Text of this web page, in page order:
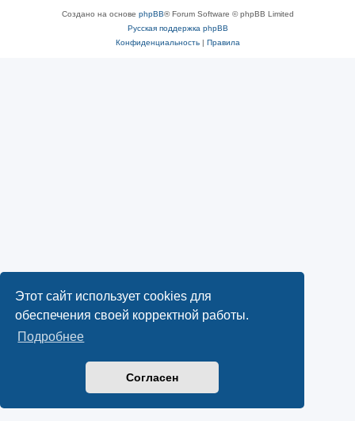
Этот сайт использует cookies для
обеспечения своей корректной работы.
Подробнее
Согласен
Создано на основе phpBB® Forum Software © phpBB Limited
Русская поддержка phpBB
Конфиденциальность| Правила